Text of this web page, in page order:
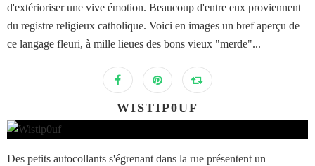
d'extérioriser une vive émotion. Beaucoup d'entre eux proviennent
du registre religieux catholique. Voici en images un bref aperçu de
ce langage fleuri, à mille lieues des bons vieux "merde"...
WISTIP0UF
Des petits autocollants s'égrenant dans la rue présentent un